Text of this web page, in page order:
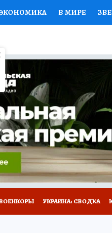
В МИРЕ
НАЦИОНАЛЬНЫЕ ПРОЕКТЫ
СЕМЬЯ ЖЕНСКИЕ
ДЕФИЦИТ
РАБОТА У НАС ГИД
УКРАИНА: СВОДКА